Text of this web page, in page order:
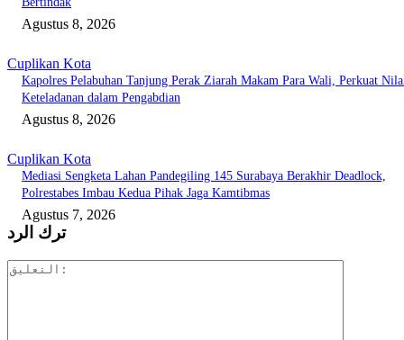
Agustus 8, 2026
Cuplikan Kota
Kapolres Pelabuhan Tanjung Perak Ziarah Makam Para Wali, Perkuat
Keteladanan dalam Pengabdian
Agustus 8, 2026
Cuplikan Kota
Mediasi Sengketa Lahan Pandegiling 145 Surabaya Berakhir Deadlock,
Polrestabes Imbau Kedua Pihak Jaga Kamtibmas
Agustus 7, 2026
ترك الرد